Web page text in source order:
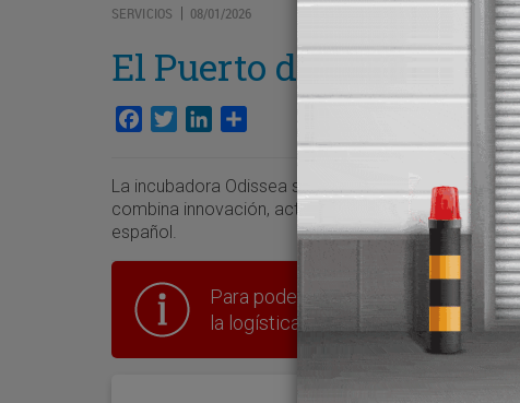
SERVICIOS 08/01/2026
El Puerto de Ceuta se
Facebook
TwitterLinkedIn
La incubadora Odissea se levantará en el Muelle de
combina innovación, actividad portuaria y
español.
Para poder seguir leyendo hay que
la logística en España.